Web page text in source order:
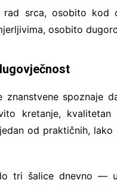
srca, osobito kod
osobito
znanstvene spoznaje
kretanje, kvalitetan
od praktičnih, lako
tri šalice dnevno —